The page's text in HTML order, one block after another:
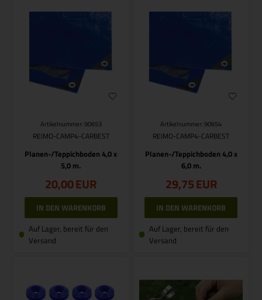
Artikelnummer: 90653
REIMO-CAMP4-CARBEST
Planen-/Teppichboden 4,0 x
5,0 m.
20,00EUR
Auf Lager, bereit für den
Versand
Artikelnummer: 90654
REIMO-CAMP4-CARBEST
Planen-/Teppichboden 4,0 x
6,0 m.
29,75EUR
Auf Lager, bereit für den
Versand